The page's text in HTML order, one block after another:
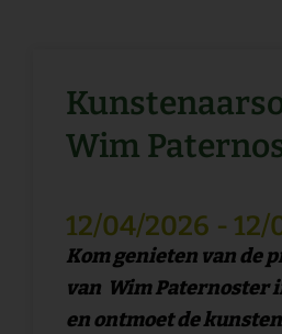
Wim
12/04/2026 - 12/
Kom genieten van de
van Wim Paternoster
en ontmoet de